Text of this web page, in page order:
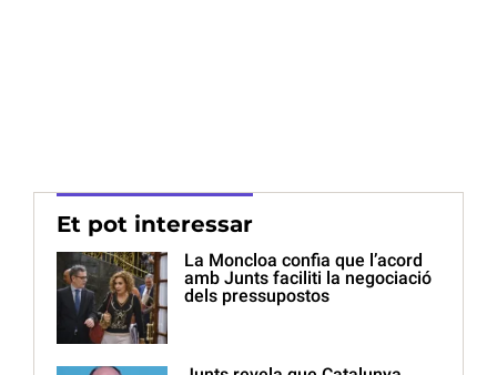
Et pot interessar
La Moncloa confia que l’acord
amb Junts faciliti la negociació
dels pressupostos